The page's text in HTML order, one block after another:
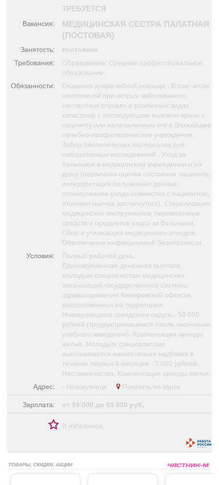
Обучение
Товары Поздравления Погода
Я - пенсионер
ТРЕБУЕТСЯ
Вакансия:
МЕДИЦИНСКАЯ СЕСТРА ПАЛАТНАЯ
(ПОСТОВАЯ)
Занятость:
постоянно
Требования:
Образование: Среднее профессиональное
образование.
Обязанности:
Оказание доврачебной помощи . В том числе
неотложной при острых заболеваниях,
несчастных случаях и различных видах
катастроф с последующим вызовом врача к
пациенту или направлением его в ближайшее
лечебно-профилактическое учреждение.
Забор биологических материалов для
лабораторных исследований . Уход за
больными в медицинском учреждении и на
дому (первичная оценка состояния пациента,
интерпретация полученных данных,
планирование ухода совместно с пациентом,
итоговая оценка достигнутого). Стерилизация
медицинских инструментов, перевязочных
средств и предметов ухода за больными.
Сбор и утилизация медицинских отходов.
Обеспечение инфекционной безопасности.
Условия:
Полный рабочий день.
Единовременная денежная выплата
молодым специалистам медицинских
организаций государственной системы
здравоохранения Кемеровской области,
расположенных на территории
Новокузнецкого городского округа.- 53 000
рублей (трудоустроившимся после окончания
учебного заведения). Компенсация аренды
жилья. Молодым специалистам
выплачивается ежемесячная надбавка в
течение первых 6 месяцев - 5 000 рублей.
Наставничество. Компенсация аренды жилья.
Адрес:
г Новокузнецк
Показать на карте
Зарплата:
от 59 000 до 65 000 руб.
В избранное
ТОВАРЫ, СКИДКИ, АКЦИИ